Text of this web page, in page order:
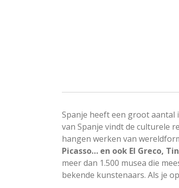
Spanje heeft een groot aantal
van Spanje vindt de culturele
hangen werken van
Picasso… en ook El Greco,
meer dan 1.500 musea die
bekende kunstenaars. Als je